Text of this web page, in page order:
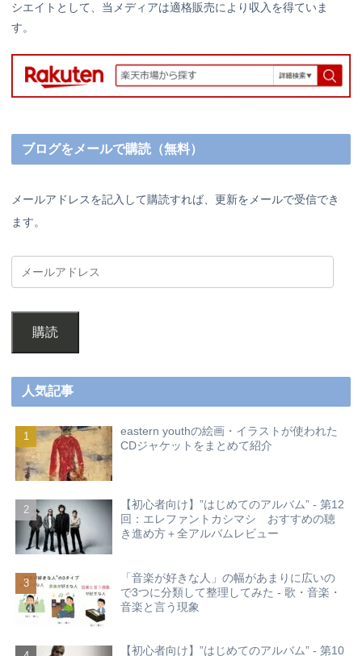
シエイトとして、当メディアは適格販売により収入を得ていま
す。
ブログをメールで購読（無料）
メールアドレスを記入して購読すれば、更新をメールで受信でき
ます。
購読
人気記事
eastern youthの絵画・イラストが使われた
CDジャケットをまとめて紹介
【初心者向け】”はじめてのアルバム” - 第12
回：エレファントカシマシ おすすめの聴
き進め方＋全アルバムレビュー
「音楽が好きな人」の幅があまりに広いの
で3つに分類して整理してみた - 歌・音楽・
音楽と言う現象
【初心者向け】”はじめてのアルバム” - 第10